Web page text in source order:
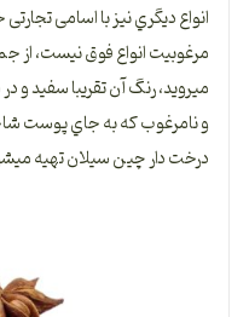
انواع دیگري نیز با اسامی
مرغوبیت انواع فوق نیست، از
میروید، رنگ آن تقریبا سفید و
و نامرغوب که به جاي پوست
درخت دار چین سیلان تهیه